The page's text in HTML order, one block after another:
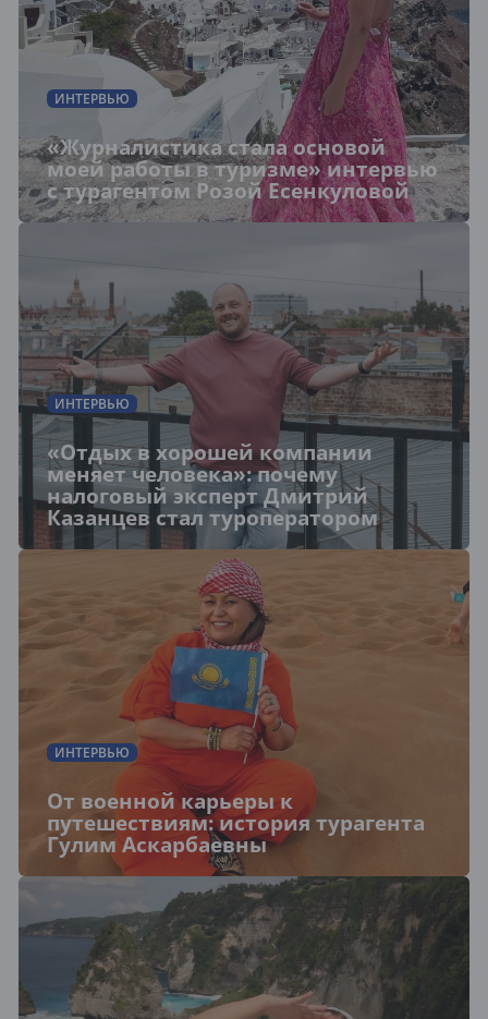
ИНТЕРВЬЮ
«Журналистика стала основой
моей работы в туризме» интервью
с турагентом Розой Есенкуловой
ИНТЕРВЬЮ
«Отдых в хорошей компании
меняет человека»: почему
налоговый эксперт Дмитрий
Казанцев стал туроператором
ИНТЕРВЬЮ
От военной карьеры к
путешествиям: история турагента
Гулим Аскарбаевны